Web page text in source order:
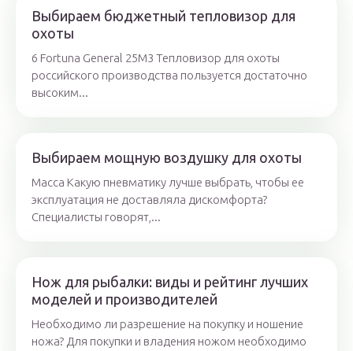
Выбираем бюджетный тепловизор для
охоты
6 Fortuna General 25M3 Тепловизор для охоты
российского производства пользуется достаточно
высоким...
Выбираем мощную воздушку для охоты
Масса Какую пневматику лучше выбрать, чтобы ее
эксплуатация не доставляла дискомфорта?
Специалисты говорят,...
Нож для рыбалки: виды и рейтинг лучших
моделей и производителей
Необходимо ли разрешение на покупку и ношение
ножа? Для покупки и владения ножом необходимо